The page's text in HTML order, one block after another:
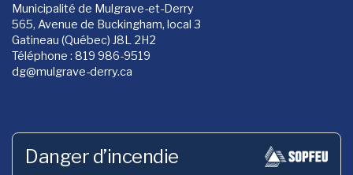
Municipalité de Mulgrave-et-Derry
565, Avenue de Buckingham, local 3
Gatineau (Québec) J8L 2H2
Téléphone : 819 986-9519
dg@mulgrave-derry.ca
Danger d’incendie